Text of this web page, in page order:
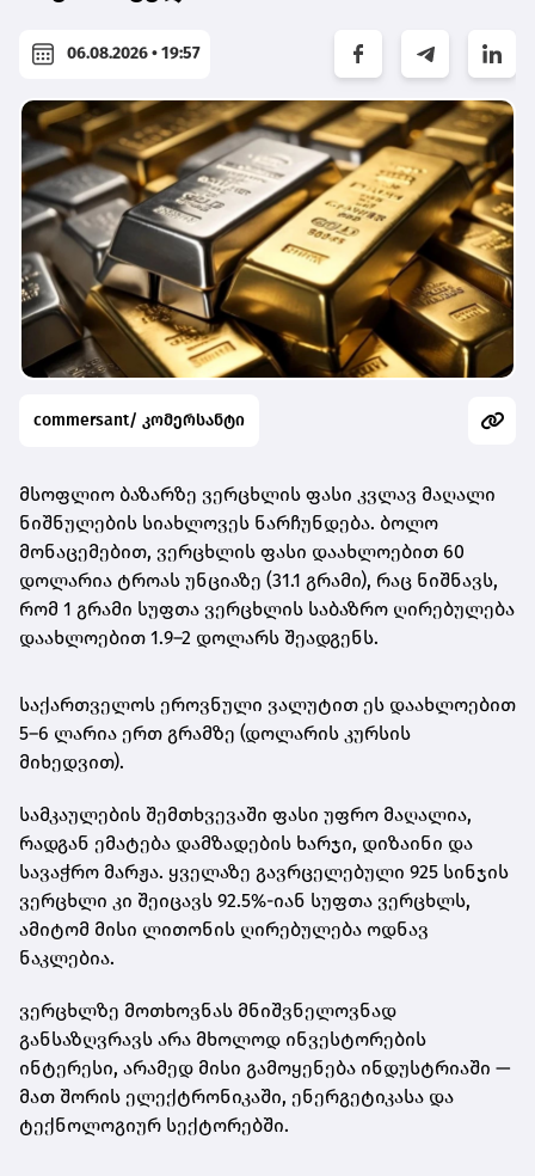
06.08.2026 • 19:57
commersant/ კომერსანტი
მსოფლიო ბაზარზე ვერცხლის ფასი კვლავ მაღალი
ნიშნულების სიახლოვეს ნარჩუნდება. ბოლო
მონაცემებით, ვერცხლის ფასი დაახლოებით 60
დოლარია ტროას უნციაზე (31.1 გრამი), რაც ნიშნავს,
რომ 1 გრამი სუფთა ვერცხლის საბაზრო ღირებულება
დაახლოებით 1.9–2 დოლარს შეადგენს.
საქართველოს ეროვნული ვალუტით ეს დაახლოებით
5–6 ლარია ერთ გრამზე (დოლარის კურსის
მიხედვით).
სამკაულების შემთხვევაში ფასი უფრო მაღალია,
რადგან ემატება დამზადების ხარჯი, დიზაინი და
სავაჭრო მარჟა. ყველაზე გავრცელებული 925 სინჯის
ვერცხლი კი შეიცავს 92.5%-იან სუფთა ვერცხლს,
ამიტომ მისი ლითონის ღირებულება ოდნავ
ნაკლებია.
ვერცხლზე მოთხოვნას მნიშვნელოვნად
განსაზღვრავს არა მხოლოდ ინვესტორების
ინტერესი, არამედ მისი გამოყენება ინდუსტრიაში —
მათ შორის ელექტრონიკაში, ენერგეტიკასა და
ტექნოლოგიურ სექტორებში.